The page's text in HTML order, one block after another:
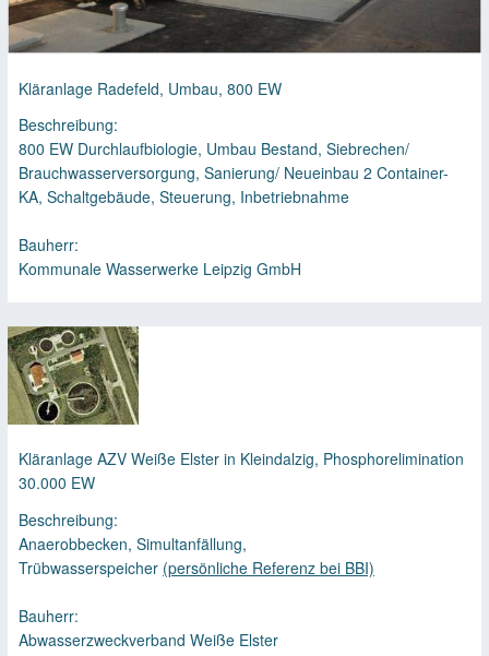
Kläranlage Radefeld, Umbau, 800 EW
Beschreibung:
800 EW Durchlaufbiologie, Umbau Bestand, Siebrechen/
Brauchwasserversorgung, Sanierung/ Neueinbau 2 Container-
KA, Schaltgebäude, Steuerung, Inbetriebnahme
Bauherr:
Kommunale Wasserwerke Leipzig GmbH
Kläranlage AZV Weiße Elster in Kleindalzig, Phosphorelimination
30.000 EW
Beschreibung:
Anaerobbecken, Simultanfällung,
Trübwasserspeicher (persönliche Referenz bei BBI)
Bauherr:
Abwasserzweckverband Weiße Elster